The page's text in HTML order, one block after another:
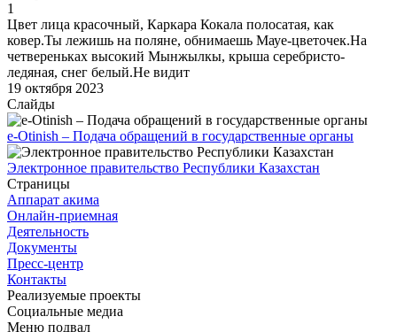
1
Цвет лица красочный, Каркара Кокала полосатая, как
ковер.Ты лежишь на поляне, обнимаешь Мауе-цветочек.На
четвереньках высокий Мынжылкы, крыша серебристо-
ледяная, снег белый.Не видит
19 октября 2023
Слайды
e-Otinish – Подача обращений в государственные органы
Электронное правительство Республики Казахстан
Страницы
Аппарат акима
Онлайн-приемная
Деятельность
Документы
Пресс-центр
Контакты
Реализуемые проекты
Социальные медиа
Меню подвал